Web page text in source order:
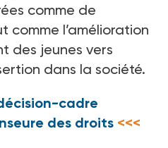
comme de
comme l’amélioration
des jeunes vers
dans la société.
cadre
des droits <<<